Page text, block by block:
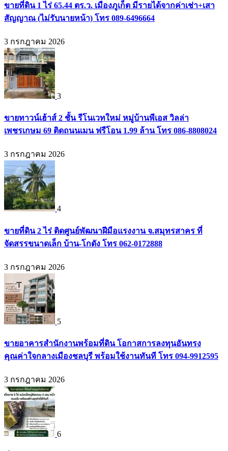
ขายที่ดิน 1 ไร่ 65.44 ตร.ว. เมืองภูเก็ต มีรายได้จากค่าเช่า+เสา
สัญญาณ (ไม่รับนายหน้า) โทร 089-6496664
3 กรกฎาคม 2026
3
ขายทาวน์เฮ้าส์ 2 ชั้น รีโนเวทใหม่ หมู่บ้านพีเอส วิลล่า
เพชรเกษม 69 ติดถนนเมน ฟรีโอน 1.99 ล้าน โทร 086-8808024
3 กรกฎาคม 2026
4
ขายที่ดิน 2 ไร่ ติดศูนย์พัฒนาฝีมือแรงงาน จ.สมุทรสาคร ที่
จัดสรรขนาดเล็ก บ้าน-โกดัง โทร 062-0172888
3 กรกฎาคม 2026
5
ขายอาคารสำนักงานพร้อมที่ดิน โอกาสการลงทุนอันทรง
คุณค่าใจกลางเมืองชลบุรี พร้อมใช้งานทันที โทร 094-9912595
3 กรกฎาคม 2026
6